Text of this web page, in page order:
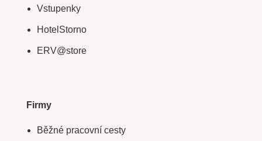
Vstupenky
HotelStorno
ERV@store
Firmy
Běžné pracovní cesty